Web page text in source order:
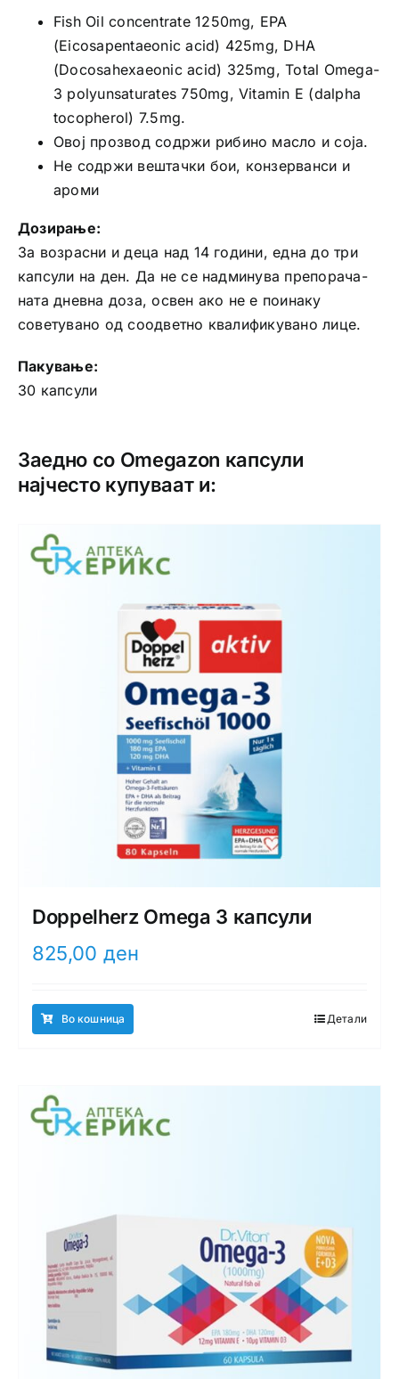
Fish Oil concentrate 1250mg, EPA
(Eicosapentaeonic acid) 425mg, DHA
(Docosahexaeonic acid) 325mg, Total Omega­
3 polyunsaturates 750mg, Vitamin E (d­alpha
tocopherol) 7.5mg.
Овој прозвод содржи рибино масло и соја.
Не содржи вештачки бои, конзерванси и
ароми
Дозирање:
За возрасни и деца над 14 години, една до три
капсули на ден. Да не се надминува препорача­
на­та дневна доза, освен ако не е поинаку
советувано од соодветно квалифику­ва­но лице.
Пакување:
30 капсули
Заедно со Omegazon капсули
најчесто купуваат и:
Doppelherz Omega 3 капсули
825,00 ден
Во кошница Детали